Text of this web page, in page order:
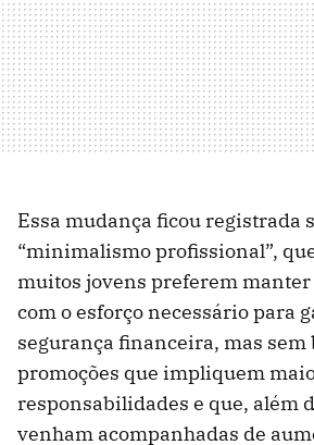
Essa mudança ficou registrada
“minimalismo profissional”,
muitos jovens preferem manter
com o esforço necessário para
segurança financeira, mas sem
promoções que impliquem
responsabilidades e que, além
venham acompanhadas de